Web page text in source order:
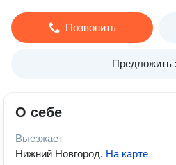
Позвонить
Предложить
О себе
Выезжает
Нижний Новгород. На карте